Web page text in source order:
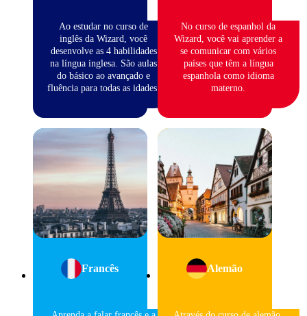
Ao estudar no curso de
inglês da Wizard, você
desenvolve as 4 habilidades
na língua inglesa. São aulas
do básico ao avançado e
fluência para todas as idades.
No curso de espanhol da
Wizard, você vai aprender a
se comunicar com vários
países que têm a língua
espanhola como idioma
materno.
Francês Alemão